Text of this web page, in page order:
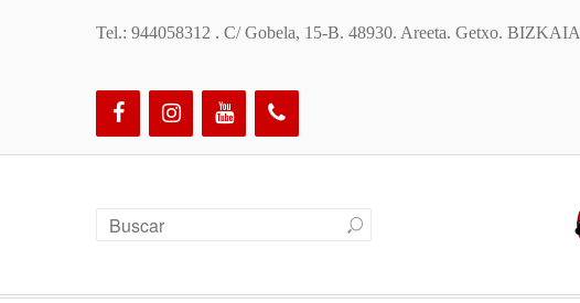
Tel.: 944058312 . C/ Gobela, 15-B. 48930. Areeta. Getxo. BIZKAIA